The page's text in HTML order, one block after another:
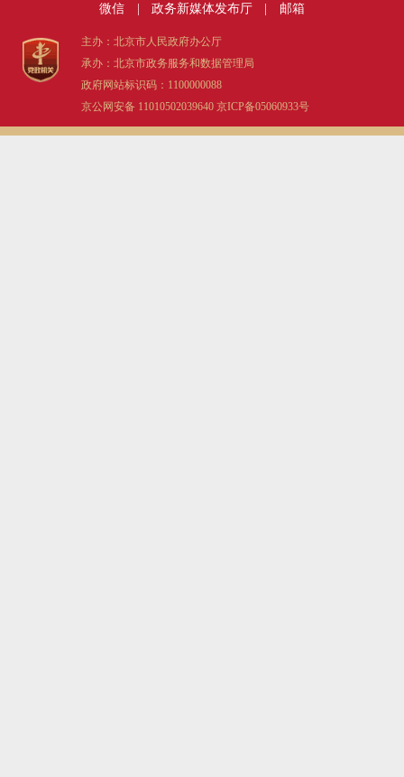
微信 政务新媒体发布厅 邮箱
主办：北京市人民政府办公厅
承办：北京市政务服务和数据管理局
政府网站标识码：1100000088
京公网安备 11010502039640 京ICP备05060933号